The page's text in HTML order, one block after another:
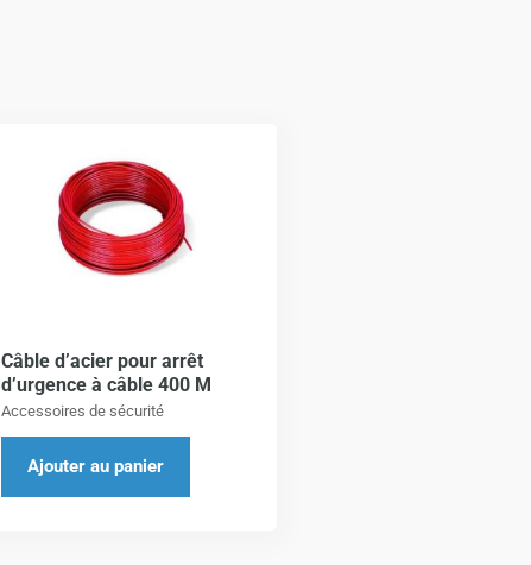
Câble d’acier pour arrêt
d’urgence à câble 400 M
Accessoires de sécurité
Ajouter au panier